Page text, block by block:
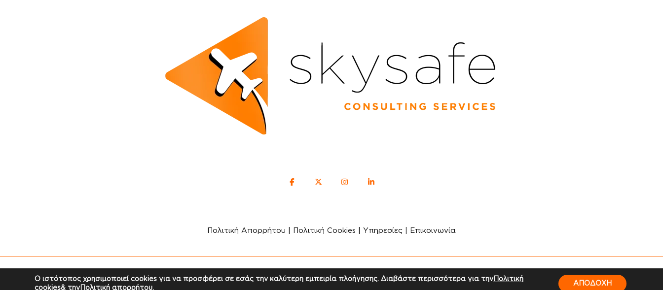
Πολιτική Απορρήτου Πολιτική Cookies Υπηρεσίες Επικοινωνία
Copyright © 2024 Skysafe / All rights reserved. / Created byDigilect
Ο ιστότοπος χρησιμοποιεί cookies για να προσφέρει σε εσάς την καλύτερη εμπειρία πλοήγησης. Διαβάστε περισσότερα για τηνΠολιτική
cookies& τηνΠολιτική απορρήτου.
ΑΠΟΔΟΧΗ